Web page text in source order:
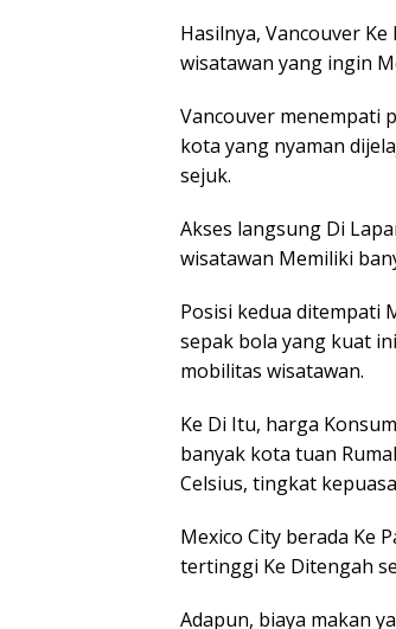
Hasilnya, Vancouver
wisatawan yang ingin
Vancouver menempati
kota yang nyaman
sejuk.
Akses langsung Di
wisatawan Memiliki
Posisi kedua ditempati
sepak bola yang kuat
mobilitas wisatawan.
Ke Di Itu, harga
banyak kota tuan
Celsius, tingkat
Mexico City berada Ke
tertinggi Ke Ditengah
Adapun, biaya makan